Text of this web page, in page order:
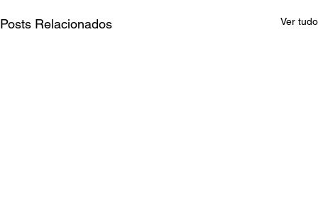
Posts Relacionados Ver tudo